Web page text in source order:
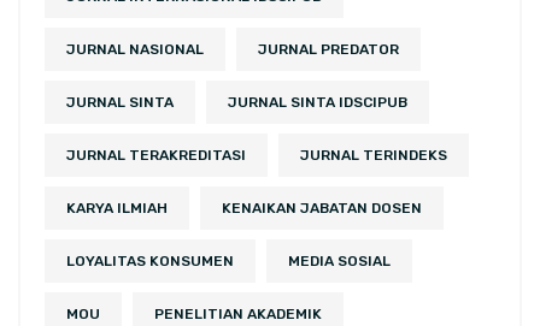
JURNAL NASIONAL JURNAL PREDATOR
JURNAL SINTA JURNAL SINTA IDSCIPUB
JURNAL TERAKREDITASI JURNAL TERINDEKS
KARYA ILMIAH KENAIKAN JABATAN DOSEN
LOYALITAS KONSUMEN MEDIA SOSIAL
MOU PENELITIAN AKADEMIK